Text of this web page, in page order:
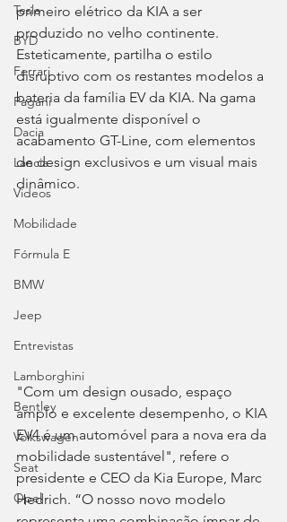
Tesla
BYD
Ferrari
Pagani
Dacia
Lancia
Videos
Mobilidade
Fórmula E
BMW
Jeep
Entrevistas
Lamborghini
Bentley
Volkswagen
Seat
Opel
primeiro elétrico da KIA a ser
produzido no velho continente.
Esteticamente, partilha o estilo
disruptivo com os restantes modelos a
bateria da família EV da KIA. Na gama
está igualmente disponível o
acabamento GT-Line, com elementos
de design exclusivos e um visual mais
dinâmico.
"Com um design ousado, espaço
amplo e excelente desempenho, o KIA
EV4 é um automóvel para a nova era da
mobilidade sustentável", refere o
presidente e CEO da Kia Europe, Marc
Hedrich. “O nosso novo modelo